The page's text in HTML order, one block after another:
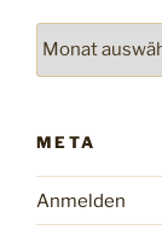
Archiv
META
Anmelden